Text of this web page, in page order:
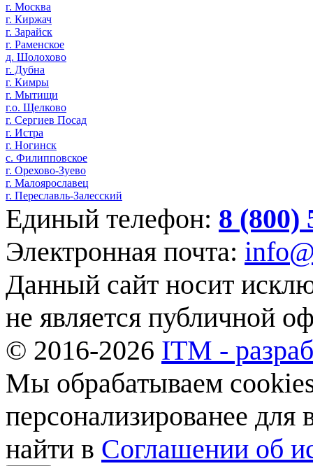
г. Москва
г. Киржач
г. Зарайск
г. Раменское
д. Шолохово
г. Дубна
г. Кимры
г. Мытищи
г.о. Щелково
г. Сергиев Посад
г. Истра
г. Ногинск
с. Филипповское
г. Орехово-Зуево
г. Малоярославец
г. Переславль-Залесский
Единый телефон: 8 (800)
Электронная почта:
Данный сайт носит
не является публичной
© 2016-2026 ITM -
Мы обрабатываем
персонализированее
найти в Соглашении об